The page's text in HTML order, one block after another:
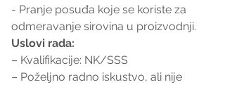
- Pranje posuđa koje se koriste za
odmeravanje sirovina u proizvodnji.
Uslovi rada:
– Kvalifikacije: NK/SSS
– Poželjno radno iskustvo, ali nije